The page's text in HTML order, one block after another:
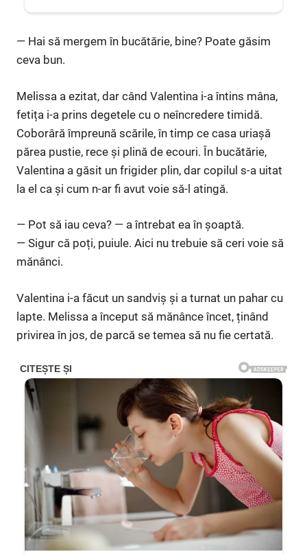
— Hai să mergem în bucătărie, bine? Poate găsim
ceva bun.
Melissa a ezitat, dar când Valentina i-a întins mâna,
fetița i-a prins degetele cu o neîncredere timidă.
Coborâră împreună scările, în timp ce casa uriașă
părea pustie, rece și plină de ecouri. În bucătărie,
Valentina a găsit un frigider plin, dar copilul s-a uitat
la el ca și cum n-ar fi avut voie să-l atingă.
— Pot să iau ceva? — a întrebat ea în șoaptă.
— Sigur că poți, puiule. Aici nu trebuie să ceri voie să
mănânci.
Valentina i-a făcut un sandviș și a turnat un pahar cu
lapte. Melissa a început să mănânce încet, ținând
privirea în jos, de parcă se temea să nu fie certată.